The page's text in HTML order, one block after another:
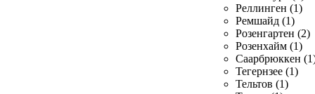
Реллинген (1)
Ремшайд (1)
Розенгартен (2)
Розенхайм (1)
Саарбрюккен
Тегернзее (1)
Тельтов (1)